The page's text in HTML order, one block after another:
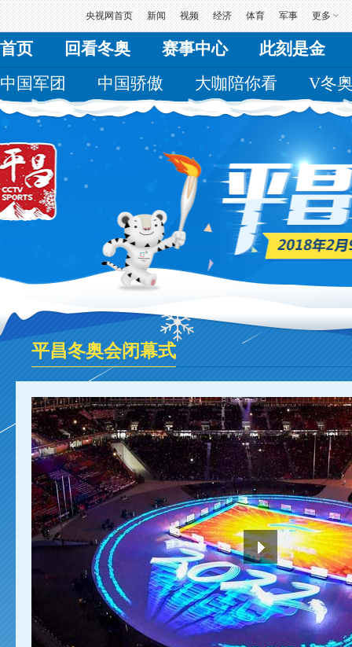
央视网首页 新闻 视频 经济 体育 军事 更多
首页 回看冬奥 赛事中心
此刻是金
中国军团
中国骄傲 大咖陪你看 V冬
平昌冬奥会闭幕式